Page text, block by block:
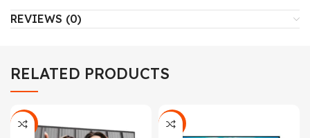
REVIEWS (0)
RELATED PRODUCTS
-28% -24%